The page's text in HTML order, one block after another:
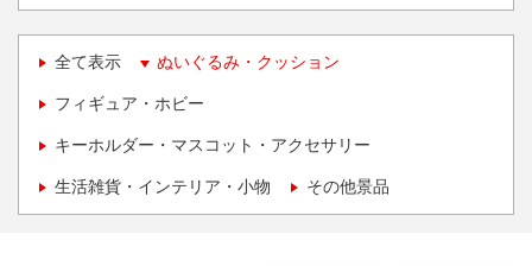
全て表示 ぬいぐるみ・クッション
フィギュア・ホビー
キーホルダー・マスコット・アクセサリー
生活雑貨・インテリア・小物 その他景品